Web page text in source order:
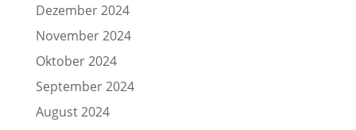
Dezember 2024
November 2024
Oktober 2024
September 2024
August 2024